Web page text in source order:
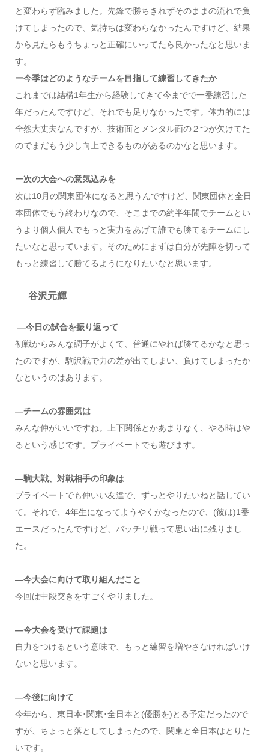
と変わらず臨みました。先鋒で勝ちきれずそのままの流れで負
けてしまったので、気持ちは変わらなかったんですけど、結果
から見たらもうちょっと正確にいってたら良かったなと思いま
す。
ー今季はどのようなチームを目指して練習してきたか
これまでは結構1年生から経験してきて今までで一番練習した
年だったんですけど、それでも足りなかったです。体力的には
全然大丈夫なんですが、技術面とメンタル面の２つが欠けてた
のでまだもう少し向上できるものがあるのかなと思います。
ー次の大会への意気込みを
次は10月の関東団体になると思うんですけど、関東団体と全日
本団体でもう終わりなので、そこまでの約半年間でチームとい
うより個人個人でもっと実力をあげて誰でも勝てるチームにし
たいなと思っています。そのためにまずは自分が先陣を切って
もっと練習して勝てるようになりたいなと思います。
谷沢元輝
―今日の試合を振り返って
初戦からみんな調子がよくて、普通にやれば勝てるかなと思っ
たのですが、駒沢戦で力の差が出てしまい、負けてしまったか
なというのはあります。
―チームの雰囲気は
みんな仲がいいですね。上下関係とかあまりなく、やる時はや
るという感じです。プライベートでも遊びます。
―駒大戦、対戦相手の印象は
プライベートでも仲いい友達で、ずっとやりたいねと話してい
て。それで、4年生になってようやくかなったので、(彼は)1番
エースだったんですけど、バッチリ戦って思い出に残りまし
た。
―今大会に向けて取り組んだこと
今回は中段突きをすごくやりました。
―今大会を受けて課題は
自力をつけるという意味で、もっと練習を増やさなければいけ
ないと思います。
―今後に向けて
今年から、東日本･関東･全日本と(優勝を)とる予定だったので
すが、ちょっと落としてしまったので、関東と全日本はとりた
いです。